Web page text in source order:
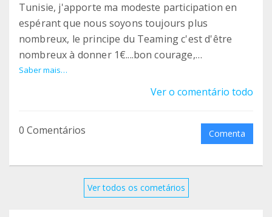
Tunisie, j'apporte ma modeste participation en
espérant que nous soyons toujours plus
nombreux, le principe du Teaming c'est d'être
nombreux à donner 1€....bon courage,
cordialement !
Saber mais…
Ver o comentário todo
0 Comentários Comenta
Ver todos os cometários